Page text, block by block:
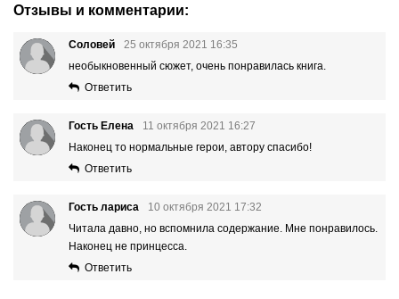
Отзывы и комментарии:
Соловей
25 октября 2021 16:35
необыкновенный сюжет, очень понравилась книга.
Ответить
Гость Елена
11 октября 2021 16:27
Наконец то нормальные герои, автору спасибо!
Ответить
Гость лариса
10 октября 2021 17:32
Читала давно, но вспомнила содержание. Мне понравилось.
Наконец не принцесса.
Ответить